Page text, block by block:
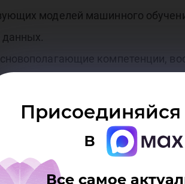
в
Все самое
моделей машинного
данных.
компетенции,
и создание условий для
в том, что знания преподносят
командообразование; 2)